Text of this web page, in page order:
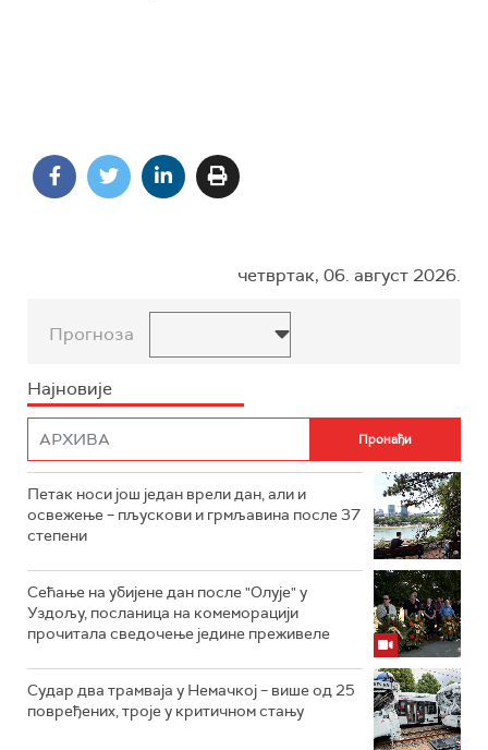
четвртак, 06. август 2026.
Прогноза
Најновије
Петак носи још један врели дан, али и
освежење – пљускови и грмљавина после 37
степени
Сећање на убијене дан после "Олује" у
Уздољу, посланица на комеморацији
прочитала сведочење једине преживеле
Судар два трамваја у Немачкој – више од 25
повређених, троје у критичном стању